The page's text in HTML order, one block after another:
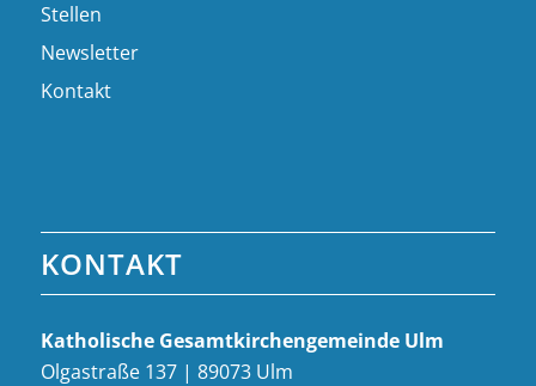
Stellen
Newsletter
Kontakt
KONTAKT
Katholische Gesamt­kirchen­gemeinde Ulm
Olgastraße 137 | 89073 Ulm